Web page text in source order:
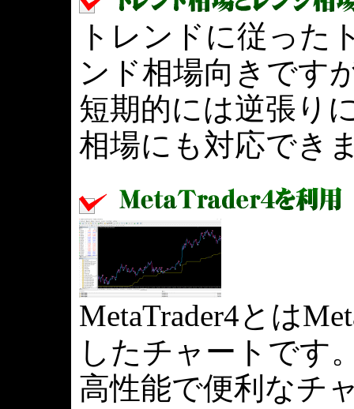
トレンドに従った
ンド相場向きです
短期的には逆張り
相場にも対応でき
MetaTrader4とは
したチャートです
高性能で便利なチ